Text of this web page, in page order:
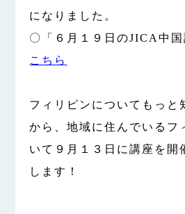
になりました。
〇「６月１９日のJICA中
こちら
フィリピンについてもっと
から、地域に住んでいるフ
いて９月１３日に講座を開
します！